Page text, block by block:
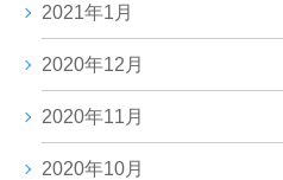
2021年1月
2020年12月
2020年11月
2020年10月